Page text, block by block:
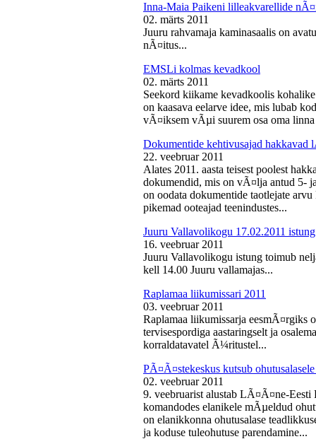
Inna-Maia Paikeni lilleakvarellide
02. märts 2011
Juuru rahvamaja kaminasaalis on
nÃ¤itus...
EMSLi kolmas kevadkool
02. märts 2011
Seekord kiikame kevadkoolis
on kaasava eelarve idee, mis lubab
vÃ¤iksem vÃµi suurem osa oma
Dokumentide kehtivusajad hakkavad
22. veebruar 2011
Alates 2011. aasta teisest poolest
dokumendid, mis on vÃ¤lja antud 5-
on oodata dokumentide taotlejate
pikemad ooteajad teenindustes...
Juuru Vallavolikogu 17.02.2011 istung
16. veebruar 2011
Juuru Vallavolikogu istung toimub
kell 14.00 Juuru vallamajas...
Raplamaa liikumissari 2011
03. veebruar 2011
Raplamaa liikumissarja eesmÃ¤rgiks
tervisespordiga aastaringselt ja
korraldatavatel Ã¼ritustel...
PÃ¤Ã¤stekeskus kutsub
02. veebruar 2011
9. veebruarist alustab LÃ¤Ã¤ne-
komandodes elanikele mÃµeldud
on elanikkonna ohutusalase
ja koduse tuleohutuse parendamine...